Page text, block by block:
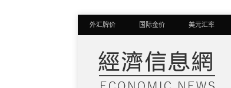
外汇牌价 国际金价 美元汇率